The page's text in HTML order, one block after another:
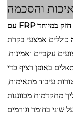
והסכמה
פרופיל שטיח משוך חזק במיוחד FRP עם
כוללים אמצעי בקרת
עקביים ואמינות.
פרמטרי תהליך הפולטרוז'ן ניטרים ומ контролלים באופן רציף כדי
עיבוד מתאימות,
מתקדמות מכווננות
בחומר וגורמים